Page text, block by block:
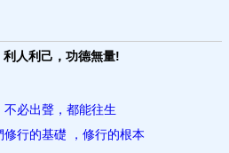
利人利己，功德無量!
必出聲，都能往生
行的基礎 ，修行的根本